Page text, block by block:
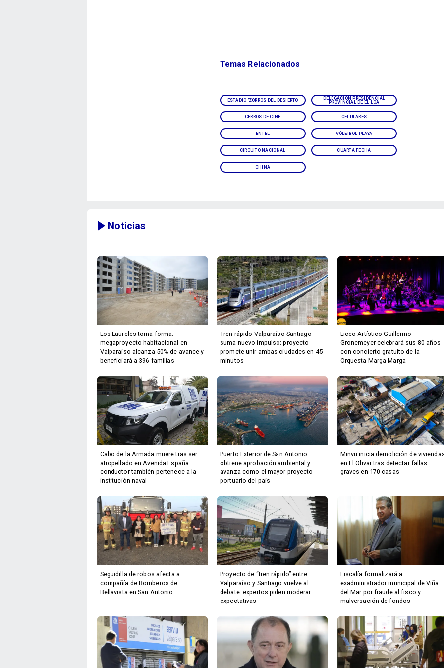
ESTADIO 'ZORROS DEL DESIERTO
DELEGACIÓN PRESIDENCIAL
PROVINCIAL DE EL LOA
CERROS DE CINE CELULARES
ENTEL VÓLEIBOL PLAYA
CIRCUITO NACIONAL CUARTA FECHA
CHINA
Temas Relacionados
Noticias
Los Laureles toma forma:
megaproyecto habitacional en
Valparaíso alcanza 50% de avance y
beneficiará a 396 familias
Tren rápido Valparaíso-Santiago
suma nuevo impulso: proyecto
promete unir ambas ciudades en 45
minutos
Liceo Artístico Guillermo
Gronemeyer celebrará sus 80 años
con concierto gratuito de la
Orquesta Marga Marga
Cabo de la Armada muere tras ser
atropellado en Avenida España:
conductor también pertenece a la
institución naval
Puerto Exterior de San Antonio
obtiene aprobación ambiental y
avanza como el mayor proyecto
portuario del país
Minvu inicia demolición de viviendas
en El Olivar tras detectar fallas
graves en 170 casas
Seguidilla de robos afecta a
compañía de Bomberos de
Bellavista en San Antonio
Proyecto de “tren rápido” entre
Valparaíso y Santiago vuelve al
debate: expertos piden moderar
expectativas
Fiscalía formalizará a
exadministrador municipal de Viña
del Mar por fraude al fisco y
malversación de fondos